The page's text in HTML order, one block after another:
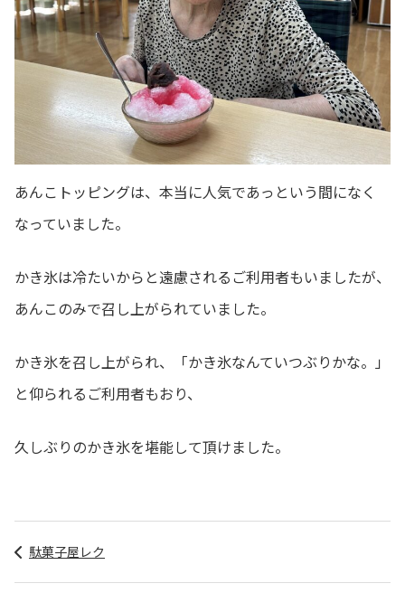
あんこトッピングは、本当に人気であっという間になく
なっていました。
かき氷は冷たいからと遠慮されるご利用者もいましたが、
あんこのみで召し上がられていました。
かき氷を召し上がられ、「かき氷なんていつぶりかな。」
と仰られるご利用者もおり、
久しぶりのかき氷を堪能して頂けました。
駄菓子屋レク